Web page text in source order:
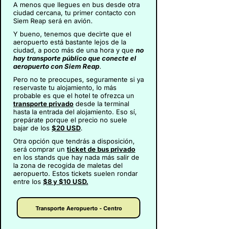
A menos que llegues en bus desde otra
ciudad cercana, tu primer contacto con
Siem Reap será en avión.
Y bueno, tenemos que decirte que el
aeropuerto está bastante lejos de la
ciudad, a poco más de una hora y que no
hay transporte público que conecte el
aeropuerto con Siem Reap.
Pero no te preocupes, seguramente si ya
reservaste tu alojamiento, lo más
probable es que el hotel te ofrezca un
transporte privado desde la terminal
hasta la entrada del alojamiento. Eso sí,
prepárate porque el precio no suele
bajar de los $20 USD.
Otra opción que tendrás a disposición,
será comprar un ticket de bus privado
en los stands que hay nada más salir de
la zona de recogida de maletas del
aeropuerto. Estos tickets suelen rondar
entre los $8 y $10 USD.
Transporte Aeropuerto - Centro